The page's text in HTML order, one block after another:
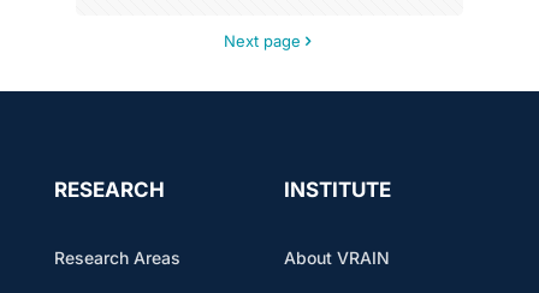
Next page
RESEARCH
Research Areas
INSTITUTE
About VRAIN